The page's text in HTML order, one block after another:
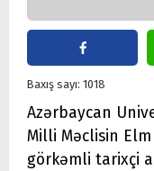
Baxış sayı: 1018
Azərbaycan
Milli Məclisin
görkəmli tarixçi